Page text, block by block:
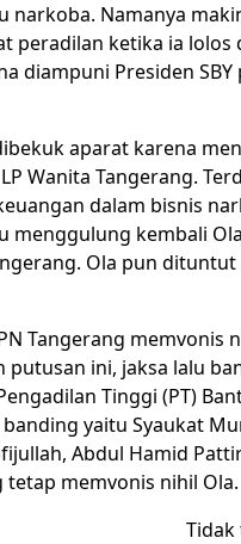
narkoba. Namanya
peradilan ketika ia lolos
diampuni Presiden SBY
aparat karena
Wanita Tangerang.
dalam bisnis
menggulung kembali
Ola pun
Tangerang memvonis
putusan ini, jaksa lalu
Tinggi (PT)
banding yaitu Syaukat
Abdul Hamid
memvonis nihil Ola.